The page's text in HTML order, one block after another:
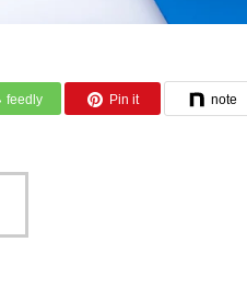
feedly Pin it note